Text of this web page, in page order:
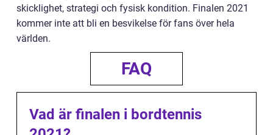
skicklighet, strategi och fysisk kondition. Finalen 2021
kommer inte att bli en besvikelse för fans över hela
världen.
FAQ
Vad är finalen i bordtennis